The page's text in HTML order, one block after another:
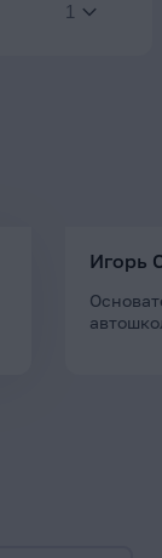
1
Игорь